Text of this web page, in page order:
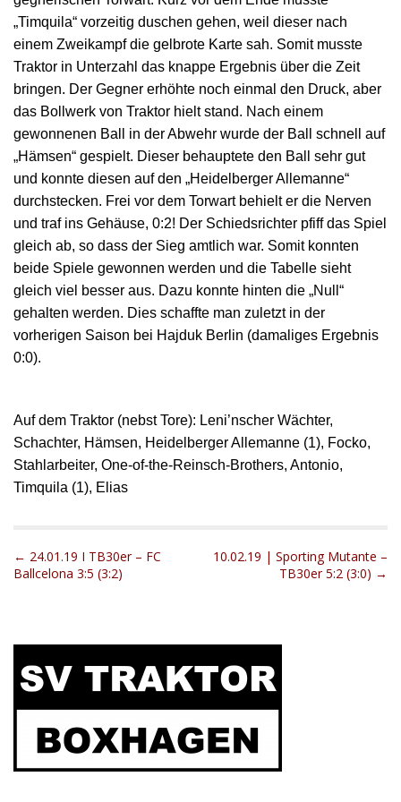
„Timquila“ vorzeitig duschen gehen, weil dieser nach
einem Zweikampf die gelbrote Karte sah. Somit musste
Traktor in Unterzahl das knappe Ergebnis über die Zeit
bringen. Der Gegner erhöhte noch einmal den Druck, aber
das Bollwerk von Traktor hielt stand. Nach einem
gewonnenen Ball in der Abwehr wurde der Ball schnell auf
„Hämsen“ gespielt. Dieser behauptete den Ball sehr gut
und konnte diesen auf den „Heidelberger Allemanne“
durchstecken. Frei vor dem Torwart behielt er die Nerven
und traf ins Gehäuse, 0:2! Der Schiedsrichter pfiff das Spiel
gleich ab, so dass der Sieg amtlich war. Somit konnten
beide Spiele gewonnen werden und die Tabelle sieht
gleich viel besser aus. Dazu konnte hinten die „Null“
gehalten werden. Dies schaffte man zuletzt in der
vorherigen Saison bei Hajduk Berlin (damaliges Ergebnis
0:0).
Auf dem Traktor (nebst Tore): Leni’nscher Wächter,
Schachter, Hämsen, Heidelberger Allemanne (1), Focko,
Stahlarbeiter, One-of-the-Reinsch-Brothers, Antonio,
Timquila (1), Elias
P
o
n
a
v
a
← 24.01.19 I TB30er – FC
Ballcelona 3:5 (3:2)
10.02.19 | Sporting Mutante –
TB30er 5:2 (3:0) →